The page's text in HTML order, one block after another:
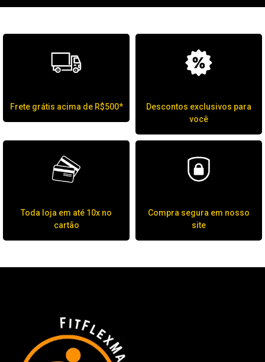
Frete grátis acima de R$500*
Descontos exclusivos para
você
Toda loja em até 10x no
cartão
Compra segura em nosso
site